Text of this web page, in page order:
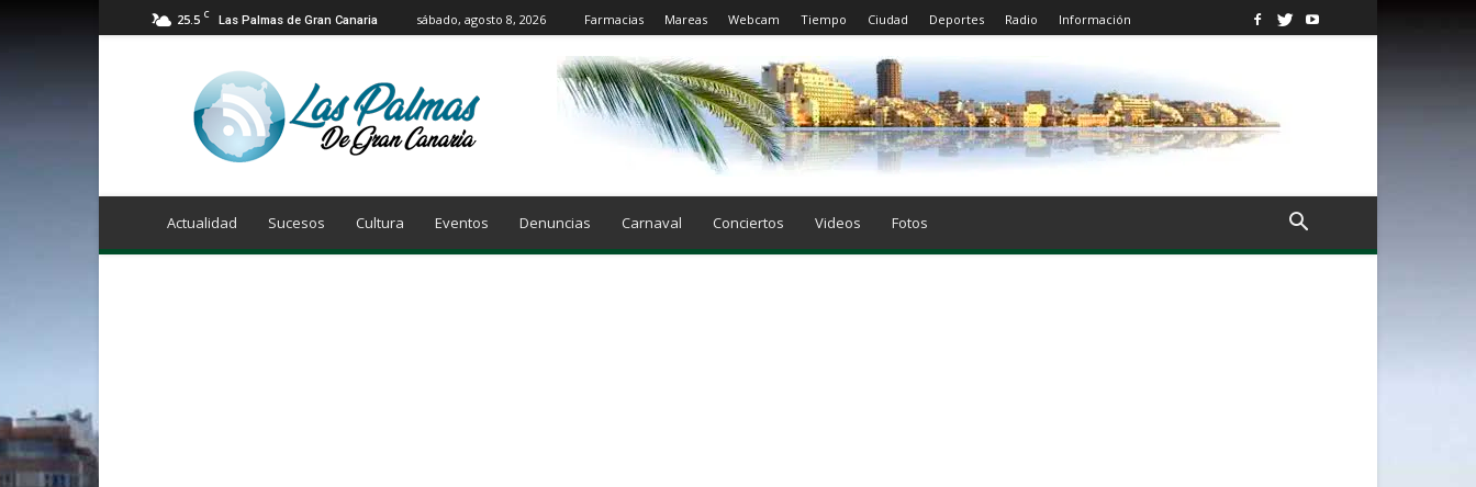
25.5 C Las Palmas de Gran Canaria sábado, agosto 8, 2026 Farmacias Mareas Webcam Tiempo Ciudad Deportes Radio Información
Las
Palmas
de
Canaria
Actualidad Sucesos Cultura Eventos Denuncias Carnaval Conciertos Videos Fotos